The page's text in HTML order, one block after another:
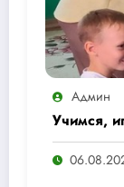
Админ
Учимся,